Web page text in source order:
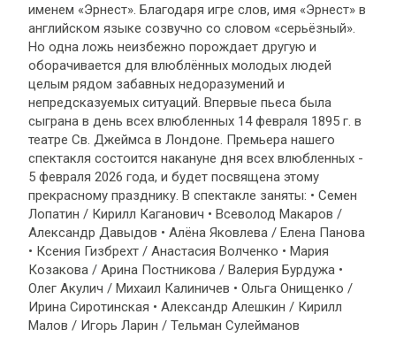
именем «Эрнест». Благодаря игре слов, имя «Эрнест» в
английском языке созвучно со словом «серьёзный».
Но одна ложь неизбежно порождает другую и
оборачивается для влюблённых молодых людей
целым рядом забавных недоразумений и
непредсказуемых ситуаций. Впервые пьеса была
сыграна в день всех влюбленных 14 февраля 1895 г. в
театре Св. Джеймса в Лондоне. Премьера нашего
спектакля состоится накануне дня всех влюбленных -
5 февраля 2026 года, и будет посвящена этому
прекрасному празднику. В спектакле заняты: • Семен
Лопатин / Кирилл Каганович • Всеволод Макаров /
Александр Давыдов • Алёна Яковлева / Елена Панова
• Ксения Гизбрехт / Анастасия Волченко • Мария
Козакова / Арина Постникова / Валерия Бурдужа •
Олег Акулич / Михаил Калиничев • Ольга Онищенко /
Ирина Сиротинская • Александр Алешкин / Кирилл
Малов / Игорь Ларин / Тельман Сулейманов